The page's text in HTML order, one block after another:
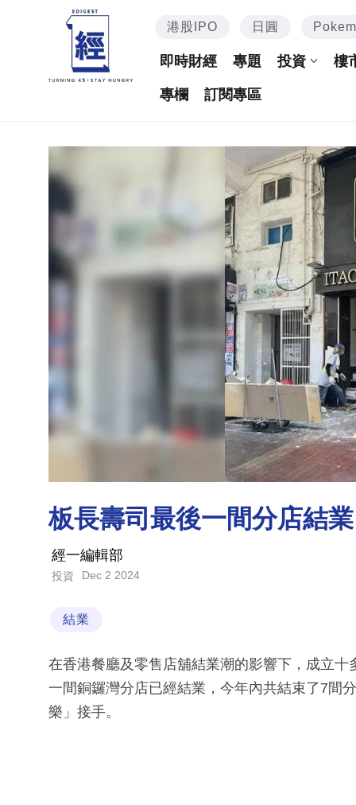
港股IPO 日圓
即時財經 專題 投資 樓
專欄 訂閱專區
板長壽司最後一間分店結
經一編輯部
投資 Dec 2 2024
結業
在香港餐廳及零售店舖結業潮的影響下，成立
一間銅鑼灣分店已經結業，今年內共結束了7間
樂」接手。